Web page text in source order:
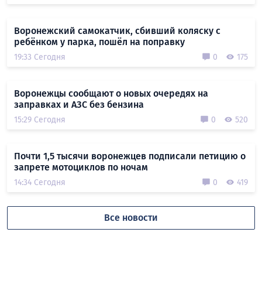
Воронежский самокатчик, сбивший коляску с
ребёнком у парка, пошёл на поправку
19:33 Сегодня 0 175
Воронежцы сообщают о новых очередях на
заправках и АЗС без бензина
15:29 Сегодня 0 520
Почти 1,5 тысячи воронежцев подписали петицию о
запрете мотоциклов по ночам
14:34 Сегодня 0 419
Все новости